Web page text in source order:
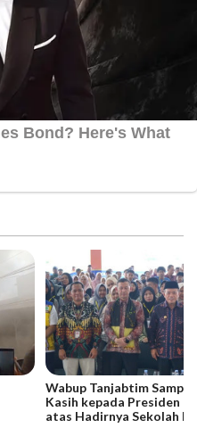
Wabup Tanjabtim
Kasih kepada Presiden
atas Hadirnya Sekolah